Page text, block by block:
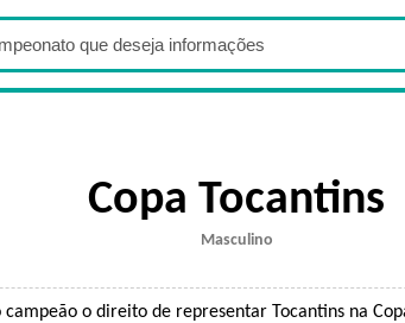
Copa Tocantins
Masculino
o direito de representar Tocantins na